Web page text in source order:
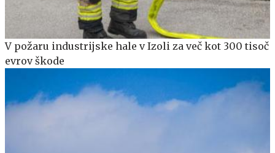
V požaru industrijske hale v Izoli za več kot 300 tisoč
evrov škode